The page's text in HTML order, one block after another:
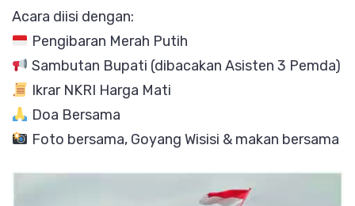
Acara diisi dengan:
Pengibaran Merah Putih
Sambutan Bupati (dibacakan Asisten 3 Pemda)
Ikrar NKRI Harga Mati
Doa Bersama
Foto bersama, Goyang Wisisi & makan bersama